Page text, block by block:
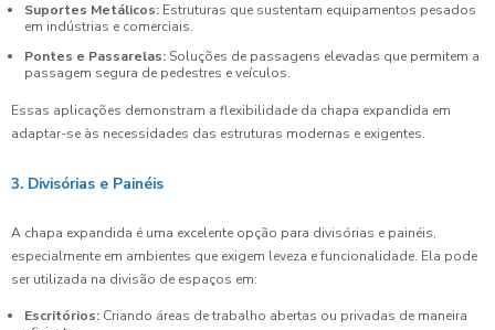
Suportes Metálicos: Estruturas que sustentam equipamentos pesados
em indústrias e comerciais.
Pontes e Passarelas: Soluções de passagens elevadas que permitem a
passagem segura de pedestres e veículos.
Essas aplicações demonstram a flexibilidade da chapa expandida em
adaptar-se às necessidades das estruturas modernas e exigentes.
3. Divisórias e Painéis
A chapa expandida é uma excelente opção para divisórias e painéis,
especialmente em ambientes que exigem leveza e funcionalidade. Ela pode
ser utilizada na divisão de espaços em:
Escritórios: Criando áreas de trabalho abertas ou privadas de maneira